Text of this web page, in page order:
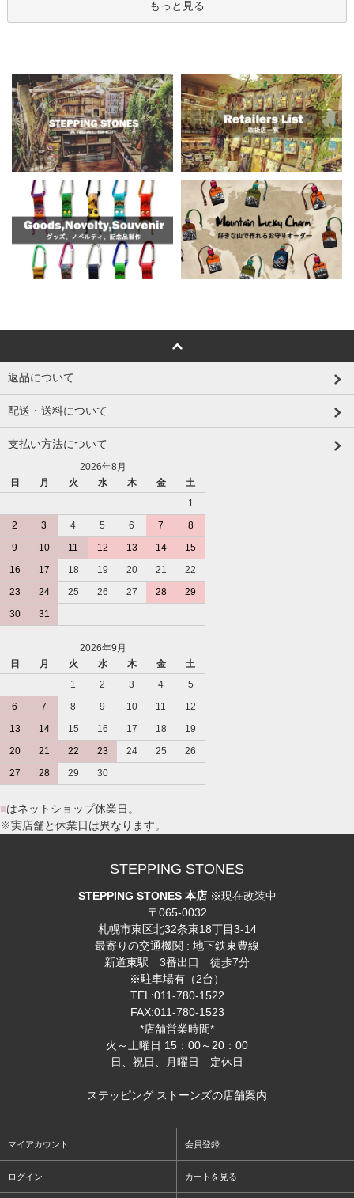
もっと見る
返品について
配送・送料について
支払い方法について
2026年8月
日
月 火 水 木 金
土
1
2
3 4 5 6 7
8
9
10 11 12 13 14
15
16
17 18 19 20 21
22
23
24 25 26 27 28
29
30
31
2026年9月
日
月 火 水 木 金
土
1
2 3 4
5
6
7 8 9 10 11
12
13
14 15 16 17 18
19
20
21 22 23 24 25
26
27
28 29 30
■はネットショップ休業日。
※実店舗と休業日は異なります。
STEPPING STONES
STEPPING STONES 本店※現在改装中
〒065-0032
札幌市東区北32条東18丁目3-14
最寄りの交通機関 : 地下鉄東豊線
新道東駅 3番出口 徒歩7分
※駐車場有（2台）
TEL:011-780-1522
FAX:011-780-1523
*店舗営業時間*
火～土曜日 15：00～20：00
日、祝日、月曜日 定休日
ステッピング ストーンズの店舗案内
マイアカウント 会員登録
ログイン カートを見る